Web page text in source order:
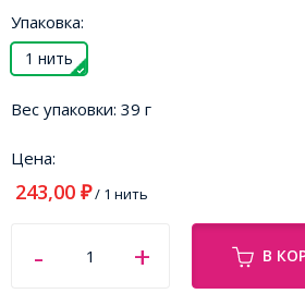
Упаковка:
1 нить
Вес упаковки: 39 г
Цена:
243,00 ₽/ 1 нить
В